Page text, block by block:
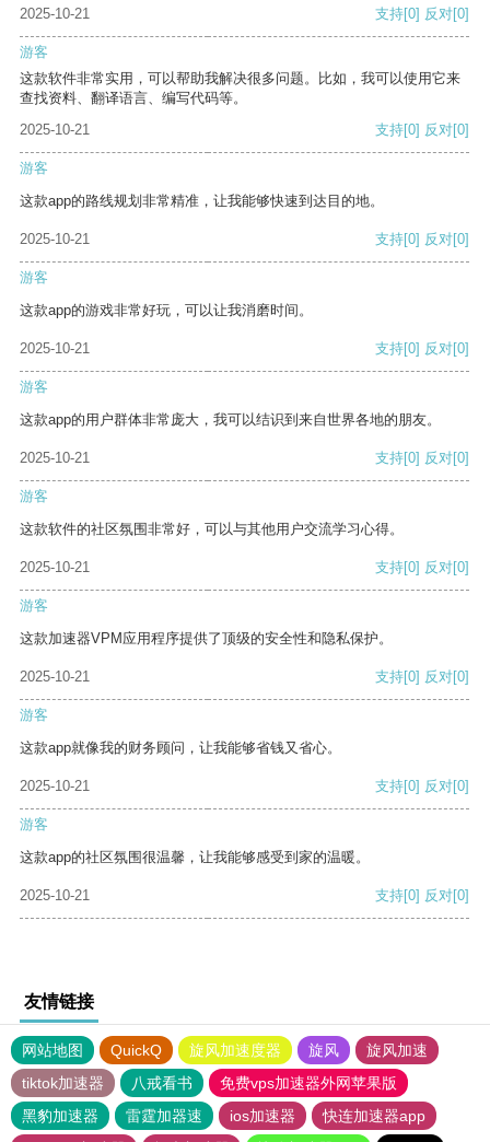
2025-10-21 支持[0] 反对[0]
游客
这款软件非常实用，可以帮助我解决很多问题。比如，我可以使用它来
查找资料、翻译语言、编写代码等。
2025-10-21
支持[0] 反对[0]
游客
这款app的路线规划非常精准，让我能够快速到达目的地。
2025-10-21 支持[0] 反对[0]
游客
这款app的游戏非常好玩，可以让我消磨时间。
2025-10-21 支持[0] 反对[0]
游客
这款app的用户群体非常庞大，我可以结识到来自世界各地的朋友。
2025-10-21 支持[0] 反对[0]
游客
这款软件的社区氛围非常好，可以与其他用户交流学习心得。
2025-10-21 支持[0] 反对[0]
游客
这款加速器VPM应用程序提供了顶级的安全性和隐私保护。
2025-10-21 支持[0] 反对[0]
游客
这款app就像我的财务顾问，让我能够省钱又省心。
2025-10-21 支持[0] 反对[0]
游客
这款app的社区氛围很温馨，让我能够感受到家的温暖。
2025-10-21 支持[0] 反对[0]
友情链接
网站地图 QuickQ 旋风加速度器 旋风
旋风加速
tiktok加速器
八戒看书
免费vps加速器外网苹果版
黑豹加速器
雷霆加器速 ios加速器
快连加速器app